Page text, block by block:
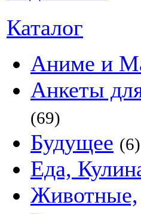
Каталог
Аниме и
Анкеты
(69)
Будущее (6)
Еда,
Животные,